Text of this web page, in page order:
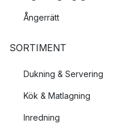
Ångerrätt
SORTIMENT
Dukning & Servering
Kök & Matlagning
Inredning